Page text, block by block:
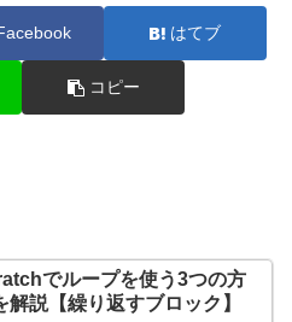
はてブ
コピー
でループを使う3つの方
解説【繰り返すブロック】